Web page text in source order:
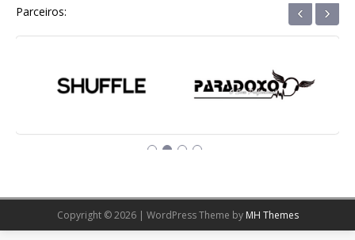
Parceiros: ‹ ›
Copyright © 2026 | WordPress Theme by MH Themes